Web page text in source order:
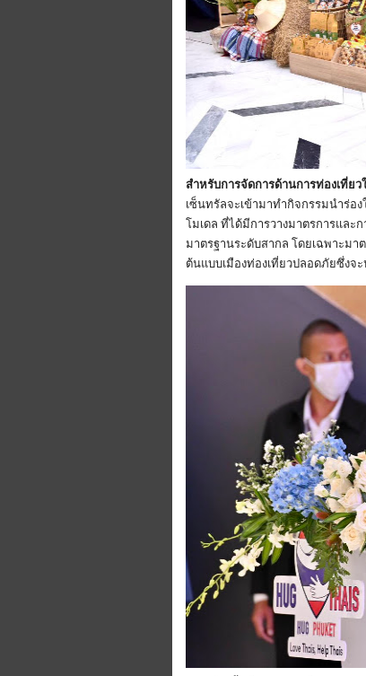
สำหรับการจัดการด้านการท่องเที่ย
เซ็นทรัลจะเข้ามาทำกิจกรรมนำร่อ
โมเดล ที่ได้มีการวางมาตรการและ
มาตรฐานระดับสากล โดยเฉพาะมา
ต้นแบบเมืองท่องเที่ยวปลอดภัยซึ่งจ